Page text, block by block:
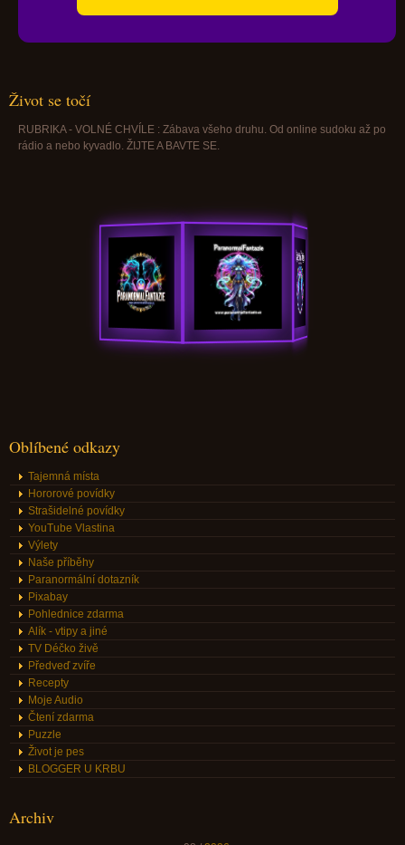
Život se točí
RUBRIKA - VOLNÉ CHVÍLE : Zábava všeho druhu. Od online sudoku až po
rádio a nebo kyvadlo. ŽIJTE A BAVTE SE.
Oblíbené odkazy
Tajemná místa
Hororové povídky
Strašidelné povídky
YouTube Vlastina
Výlety
Naše příběhy
Paranormální dotazník
Pixabay
Pohlednice zdarma
Alík - vtipy a jiné
TV Déčko živě
Předveď zvíře
Recepty
Moje Audio
Čtení zdarma
Puzzle
Život je pes
BLOGGER U KRBU
Archiv